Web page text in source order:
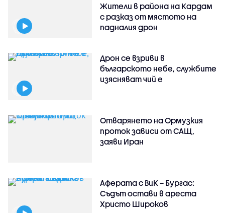
Жители в района на Кардам
с разказ от мястото на
падналия дрон
Дрон се взриви в
българското небе, службите
изясняват чий е
Отварянето на Ормузкия
проток зависи от САЩ,
заяви Иран
Аферата с ВиК – Бургас:
Съдът остави в ареста
Христо Широков